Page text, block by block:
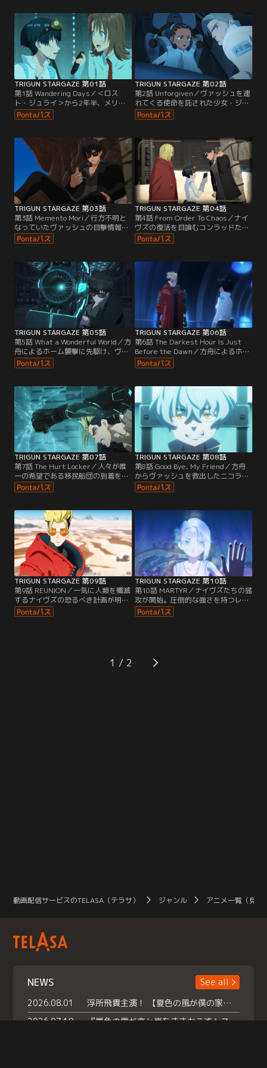
TRIGUN STARGAZE 第01話
第1話 Wandering Days／＜ロス
ト・ジュライ＞から2年半、メリル
は後輩のミリィ・トンプソンととも
にヴァッシュの行方を追う。
TRIGUN STARGAZE 第02話
第2話 Unforgiven／ヴァッシュを連
れてくる使命を託された少女・ジェ
シカは、儒來郊外の町でホッパード
という男と出会う。
TRIGUN STARGAZE 第03話
第3話 Memento Mori／行方不明と
なっていたヴァッシュの目撃情報を
掴んだメリルは、奇跡的に再会した
ニコラスとともにホームへ向かう。
TRIGUN STARGAZE 第04話
第4話 From Order To Chaos／ナイ
ヴズの復活を目論むコンラッドたち
は、ホームにある大量のプラントを
狙うべく、新たな刺客を送り込む。
TRIGUN STARGAZE 第05話
第5話 What a Wonderful World／方
舟によるホーム襲撃に先駆け、ヴァ
ッシュを捕らえに来たミッドバレ
イ・ザ・ホーンフリーク。いまだ万
コラスはホーンフリークとの戦いを
買って出る。恐怖からナイヴズへ従
い続けるホーンフリークと自らの意
思でその支配下から離れたニコラ
ス。ニコラスは説得を試みるも届か
ず…。
TRIGUN STARGAZE 第06話
第6話 The Darkest Hour Is Just
Before the Dawn／方舟によるホー
ムへの本格的な襲撃が狼煙を上げ
る。ヴァッシュは強化されたレガー
TRIGUN STARGAZE 第07話
第7話 The Hurt Locker／人々が唯
一の希望である移民船団の到着を心
待ちにする中、ヴァッシュとナイヴ
ズはついに過去の記憶を語り始め
TRIGUN STARGAZE 第08話
第8話 Good Bye, My Friend／方舟
からヴァッシュを救出したニコラス
の前に、死んだと思われていたニコ
ラスの弟分・リヴィオが現れる
TRIGUN STARGAZE 第09話
第9話 REUNION／一気に人類を殲滅
するナイヴズの恐るべき計画が明ら
かに。ヴァッシュたちは最終決戦へ
と向け、準備を始める。
TRIGUN STARGAZE 第10話
第10話 MARTYR／ナイヴズたちの猛
攻が開始。圧倒的な強さを持つレガ
ートを前に、ヴァッシュは「ある決
断」を強いられる。
1
動画配信サービスのTELASA（テラサ） ジャンル アニメ一覧（見放
NEWS
See all
2026.08.01
浮所飛貴主演！ 【夏色の風が僕の家にやってきた】 本日よりテラサで独占配信スタート！
2026.07.18
『夏色の雲が恋と嵐をまきおこす』スペシャルメイキング 【Part1】2026年７月18日（土）23時30分～配信スタート！話題のシーンの裏側を大公開！豪華キャスト大集合！ 『武宮家 真夏の家族会議』開催！